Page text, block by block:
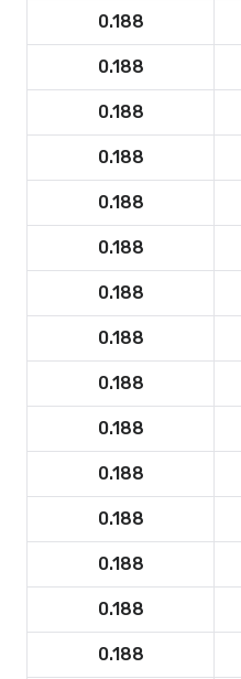
0.188
0.188
0.188
0.188
0.188
0.188
0.188
0.188
0.188
0.188
0.188
0.188
0.188
0.188
0.188